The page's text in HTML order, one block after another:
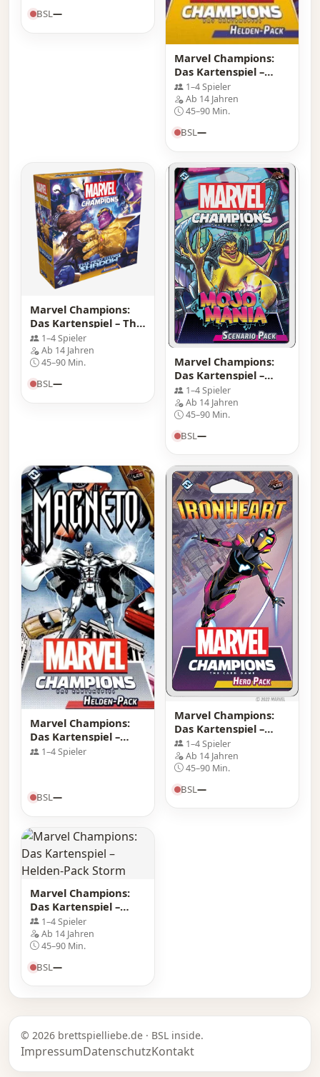
BSL—
Marvel Champions:
Das Kartenspiel –
Helden-Pack
Wolverine
1–4 Spieler
Ab 14 Jahren
45–90 Min.
BSL—
Marvel Champions:
Das Kartenspiel – The
Mad Titan\'s Shadow
1–4 Spieler
Ab 14 Jahren
45–90 Min.
BSL—
Marvel Champions:
Das Kartenspiel –
Szenario-Pack
MojoMania
1–4 Spieler
Ab 14 Jahren
45–90 Min.
BSL—
Marvel Champions:
Das Kartenspiel –
Helden-Pack Magneto
1–4 Spieler
BSL—
Marvel Champions:
Das Kartenspiel –
Helden-Pack
Ironheart
1–4 Spieler
Ab 14 Jahren
45–90 Min.
BSL—
Marvel Champions:
Das Kartenspiel –
Helden-Pack Storm
1–4 Spieler
Ab 14 Jahren
45–90 Min.
BSL—
© 2026 brettspielliebe.de · BSL inside.
ImpressumDatenschutzKontakt